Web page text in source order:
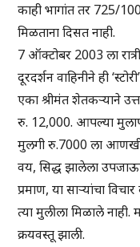
काही भागांत तर 725/
मिळताना दिसत नाही.
7 ऑक्टोबर 2003 ला
दूरदर्शन वाहिनीने ही
एका श्रीमंत शेतकऱ्याने
रु. 12,000. आपल्या
मुलगी रु.7000 ला
वय, सिद्ध झालेला
प्रमाण, या साऱ्यांचा
त्या मुलीला मिळाले
क्रयवस्तू झाली.